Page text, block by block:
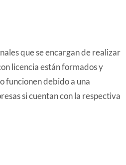
que se encargan de realizar
licencia están formados y
funcionen debido a una
si cuentan con la respectiva